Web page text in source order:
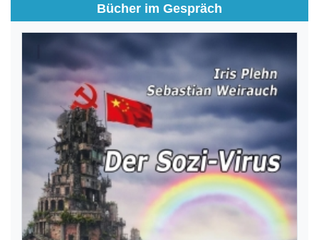
Bücher im Gespräch